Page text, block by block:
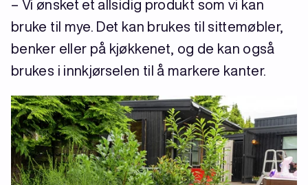
– Vi ønsket et allsidig produkt som vi kan
bruke til mye. Det kan brukes til sittemøbler,
benker eller på kjøkkenet, og de kan også
brukes i innkjørselen til å markere kanter.